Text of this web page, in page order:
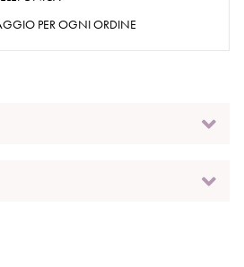
PER OGNI ORDINE